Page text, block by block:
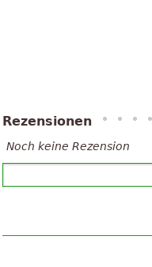
Rezensionen
Noch keine Rezension